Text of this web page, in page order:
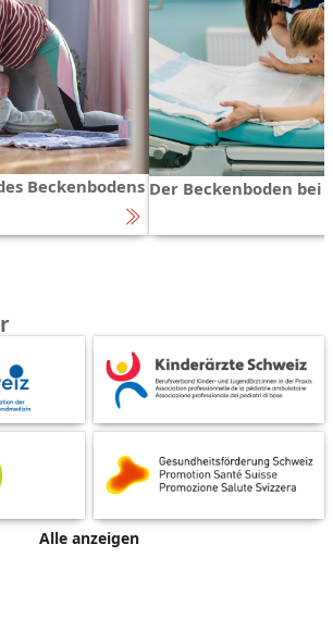
Beckenbodens Der Beckenboden bei
Alle anzeigen